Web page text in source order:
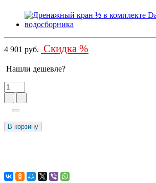
4 901 руб. Скидка %
Нашли дешевле?
В корзину